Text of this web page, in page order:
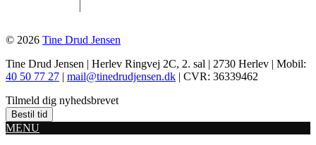
© 2026 Tine Drud Jensen
Tine Drud Jensen | Herlev Ringvej 2C, 2. sal | 2730 Herlev | Mobil:
40 50 77 27 | mail@tinedrudjensen.dk | CVR: 36339462
Tilmeld dig nyhedsbrevet
Bestil tid
MENU